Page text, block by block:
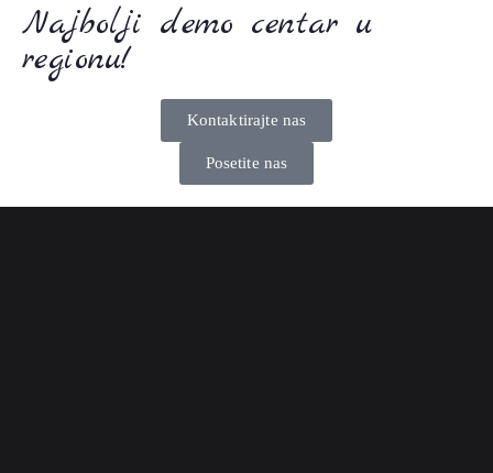
Najbolji demo centar u
regionu!
Kontaktirajte nas
Posetite nas